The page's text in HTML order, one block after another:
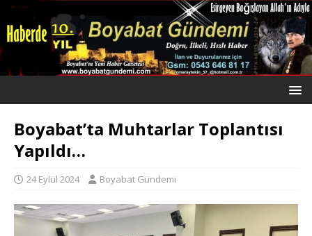
Boyabat’ta Muhtarlar Toplantısı
Yapıldı…
24 Eylül 2024 Boyabat Gündemi